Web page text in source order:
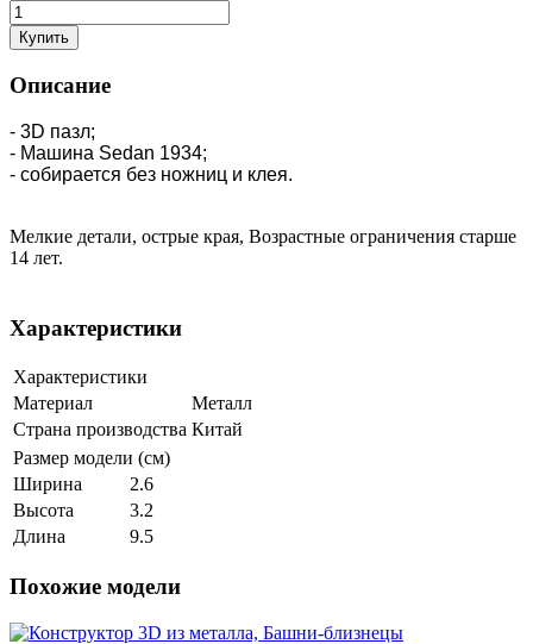
Купить
Описание
- 3D пазл;
- Машина Sedan 1934;
- собирается без ножниц и клея.
Мелкие детали, острые края, Возрастные ограничения старше
14 лет.
Характеристики
Характеристики
Материал
Металл
Страна производства Китай
Размер модели (см)
Ширина
2.6
Высота
3.2
Длина
9.5
Похожие модели